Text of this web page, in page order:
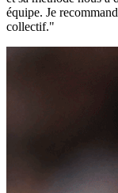
équipe. Je
collectif."